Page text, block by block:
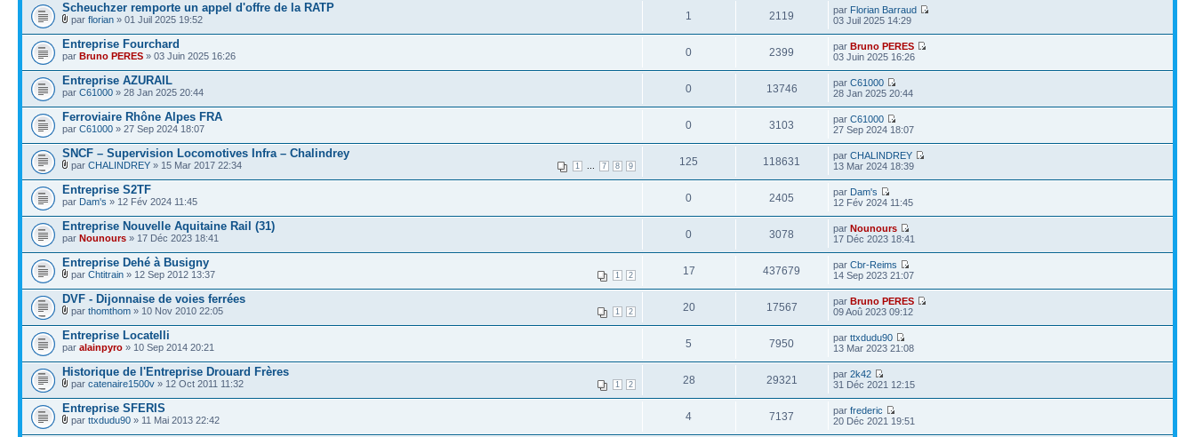
Scheuchzer remporte un appel d'offre de la RATP
par florian » 01 Juil 2025 19:52 1 2119 par Florian Barraud
03 Juil 2025 14:29
Entreprise Fourchard
par Bruno PERES » 03 Juin 2025 16:26 0 2399 parBruno PERES
03 Juin 2025 16:26
Entreprise AZURAIL
par C61000 » 28 Jan 2025 20:44 0 13746 parC61000
28 Jan 2025 20:44
Ferroviaire Rhône Alpes FRA
par C61000 » 27 Sep 2024 18:07 0 3103 parC61000
27 Sep 2024 18:07
SNCF – Supervision Locomotives Infra – Chalindrey
1 7 8 9
par CHALINDREY » 15 Mar 2017 22:34 125 118631 parCHALINDREY
13 Mar 2024 18:39
Entreprise S2TF
par Dam's » 12 Fév 2024 11:45 0 2405 par Dam's
12 Fév 2024 11:45
Entreprise Nouvelle Aquitaine Rail (31)
par Nounours » 17 Déc 2023 18:41 0 3078 parNounours
17 Déc 2023 18:41
Entreprise Dehé à Busigny
1 2
par Chtitrain » 12 Sep 2012 13:37 17 437679 parCbr-Reims
14 Sep 2023 21:07
DVF - Dijonnaise de voies ferrées
1 2
par thomthom » 10 Nov 2010 22:05 20 17567 parBruno PERES
09 Aoû 2023 09:12
Entreprise Locatelli
par alainpyro » 10 Sep 2014 20:21 5 7950 parttxdudu90
13 Mar 2023 21:08
Historique de l'Entreprise Drouard Frères
1 2
par catenaire1500v » 12 Oct 2011 11:32 28 29321 par2k42
31 Déc 2021 12:15
Entreprise SFERIS
par ttxdudu90 » 11 Mai 2013 22:42 4 7137 parfrederic
20 Déc 2021 19:51